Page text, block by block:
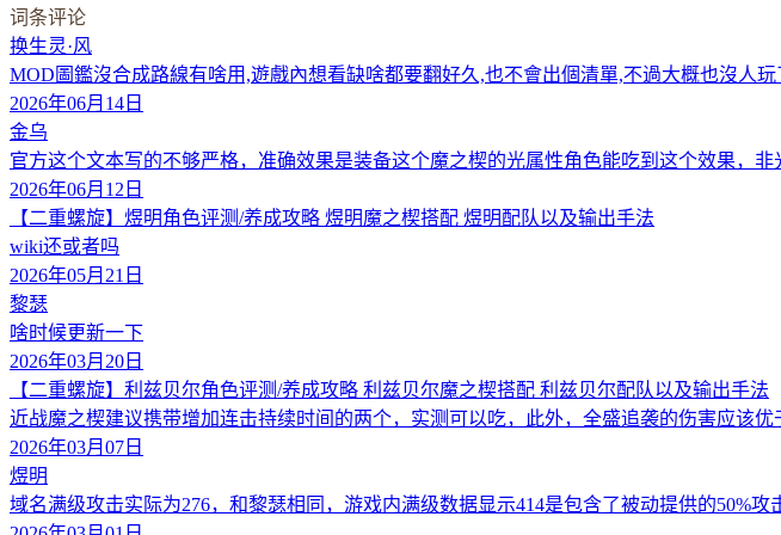
词条评论
换生灵·风
MOD圖鑑沒合成路線有啥用,遊戲內想看缺啥都要翻好久,也不會出個清單,不過大概也沒人玩
2026年06月14日
金乌
官方这个文本写的不够严格，准确效果是装备这个魔之楔的光属性角色能吃到这个效果，
2026年06月12日
【二重螺旋】煜明角色评测/养成攻略 煜明魔之楔搭配 煜明配队以及输出手法
wiki还或者吗
2026年05月21日
黎瑟
啥时候更新一下
2026年03月20日
【二重螺旋】利兹贝尔角色评测/养成攻略 利兹贝尔魔之楔搭配 利兹贝尔配队以及输出手法
近战魔之楔建议携带增加连击持续时间的两个，实测可以吃，此外，全盛追袭的伤害应该
2026年03月07日
煜明
域名满级攻击实际为276，和黎瑟相同，游戏内满级数据显示414是包含了被动提供的50%攻